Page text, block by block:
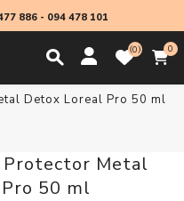
886- 094 478 101
0 0
Detox Loreal Pro 50 ml
Protector Metal
50 ml